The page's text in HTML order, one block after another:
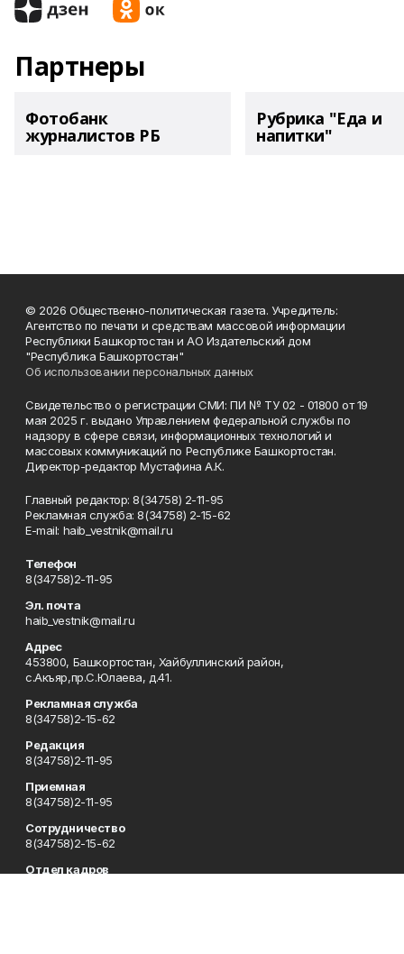
Партнеры
Фотобанк
журналистов РБ
Рубрика "Еда и
напитки"
© 2026 Общественно-политическая газета. Учредитель:
Агентство по печати и средствам массовой информации
Республики Башкортостан и АО Издательский дом
"Республика Башкортостан"
Об использовании персональных данных
Свидетельство о регистрации СМИ: ПИ № ТУ 02 - 01800 от 19
мая 2025 г. выдано Управлением федеральной службы по
надзору в сфере связи, информационных технологий и
массовых коммуникаций по Республике Башкортостан.
Директор-редактор Мустафина А.К.
Главный редактор: 8(34758) 2-11-95
Рекламная служба: 8(34758) 2-15-62
Е-mаil: haib_vestnik@mail.ru
Телефон
8(34758)2-11-95
Эл. почта
haib_vestnik@mail.ru
Адрес
453800, Башкортостан, Хайбуллинский район,
с.Акъяр,пр.С.Юлаева, д.41.
Рекламная служба
8(34758)2-15-62
Редакция
8(34758)2-11-95
Приемная
8(34758)2-11-95
Сотрудничество
8(34758)2-15-62
Отдел кадров